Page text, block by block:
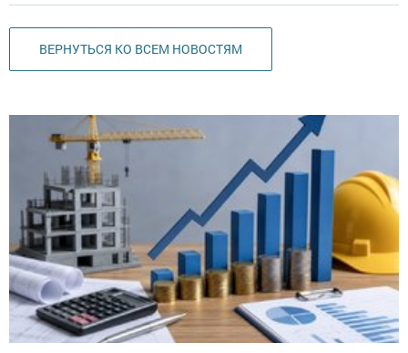
ВЕРНУТЬСЯ КО ВСЕМ НОВОСТЯМ